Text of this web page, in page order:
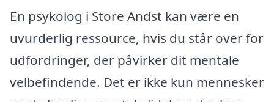
En psykolog i Store Andst kan være en
uvurderlig ressource, hvis du står over for
udfordringer, der påvirker dit mentale
velbefindende. Det er ikke kun mennesker